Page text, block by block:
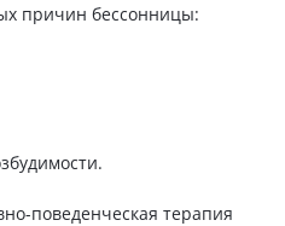
причин бессонницы:
поведенческая терапия